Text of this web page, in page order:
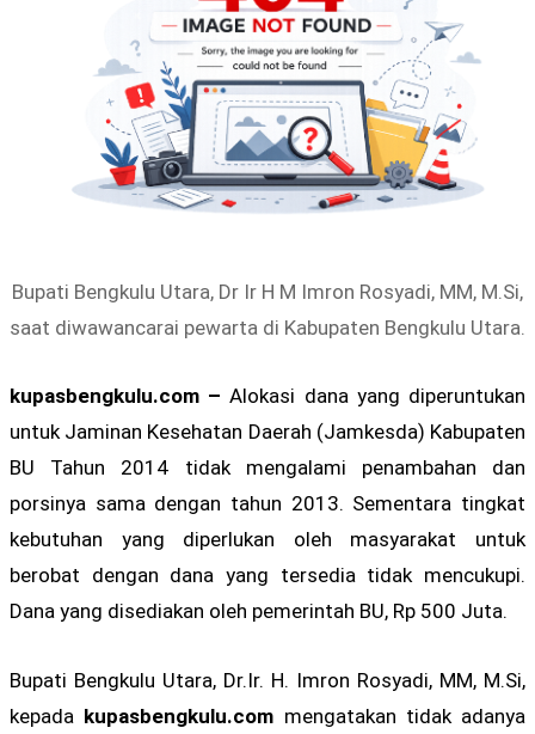
Bupati Bengkulu Utara, Dr Ir H M Imron Rosyadi, MM, M.Si,
saat diwawancarai pewarta di Kabupaten Bengkulu Utara.
kupasbengkulu.com – Alokasi dana yang diperuntukan
untuk Jaminan Kesehatan Daerah (Jamkesda) Kabupaten
BU Tahun 2014 tidak mengalami penambahan dan
porsinya sama dengan tahun 2013. Sementara tingkat
kebutuhan yang diperlukan oleh masyarakat untuk
berobat dengan dana yang tersedia tidak mencukupi.
Dana yang disediakan oleh pemerintah BU, Rp 500 Juta.
Bupati Bengkulu Utara, Dr.Ir. H. Imron Rosyadi, MM, M.Si,
kepada kupasbengkulu.com mengatakan tidak adanya